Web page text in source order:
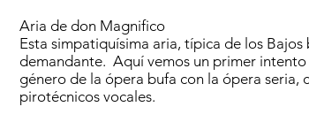
Aria de don Magnifico
Esta simpatiquísima aria, típica de los
demandante. Aquí vemos un primer intento
género de la ópera bufa con la ópera seria,
pirotécnicos vocales.